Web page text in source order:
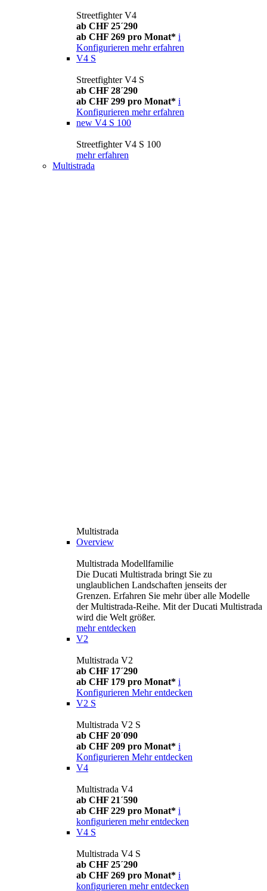
Streetfighter V4
ab CHF 25´290
ab CHF 269 pro Monat* i
Konfigurieren mehr erfahren
V4 S
Streetfighter V4 S
ab CHF 28´290
ab CHF 299 pro Monat* i
Konfigurieren mehr erfahren
new V4 S 100
Streetfighter V4 S 100
mehr erfahren
Multistrada
Multistrada
Overview
Multistrada Modellfamilie
Die Ducati Multistrada bringt Sie zu
unglaublichen Landschaften jenseits der
Grenzen. Erfahren Sie mehr über alle Modelle
der Multistrada-Reihe. Mit der Ducati Multistrada
wird die Welt größer.
mehr entdecken
V2
Multistrada V2
ab CHF 17´290
ab CHF 179 pro Monat* i
Konfigurieren Mehr entdecken
V2 S
Multistrada V2 S
ab CHF 20´090
ab CHF 209 pro Monat* i
Konfigurieren Mehr entdecken
V4
Multistrada V4
ab CHF 21´590
ab CHF 229 pro Monat* i
konfigurieren mehr entdecken
V4 S
Multistrada V4 S
ab CHF 25´290
ab CHF 269 pro Monat* i
konfigurieren mehr entdecken